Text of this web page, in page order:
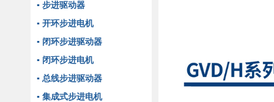
▪ 步进驱动器
▪ 开环步进电机
▪ 闭环步进驱动器
▪ 闭环步进电机
▪ 总线步进驱动器
▪ 集成式步进电机